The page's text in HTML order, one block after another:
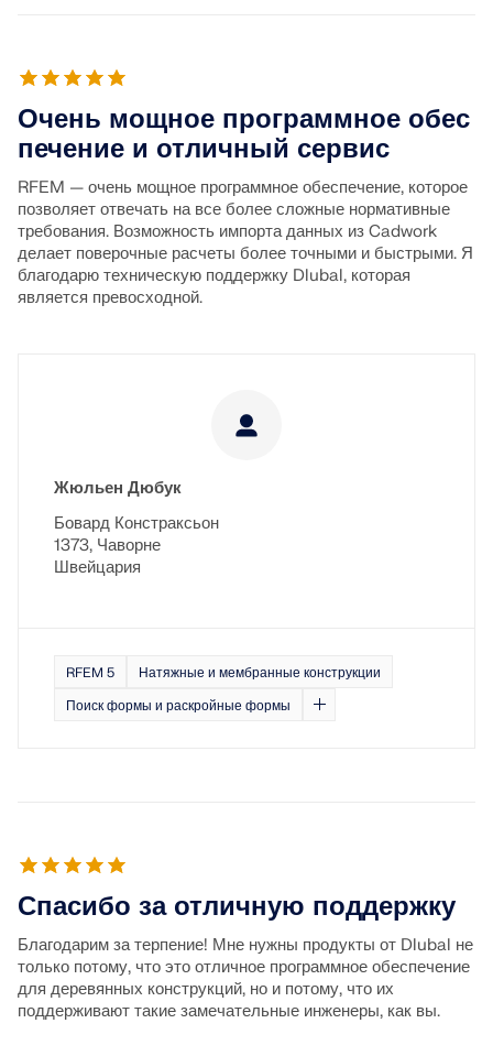
Онлайн-сервис Dlubal предоставляет карты зон для
быстрого определения снеговых нагрузок, скоростей
ветра и сейсмических данных.
Устаревшие продукты
Очень мощное программное обес
печение и отличный сервис
RFEM — очень мощное программное обеспечение, которое
позволяет отвечать на все более сложные нормативные
требования. Возможность импорта данных из Cadwork
делает поверочные расчеты более точными и быстрыми. Я
благодарю техническую поддержку Dlubal, которая
является превосходной.
Жюльен Дюбук
Бовард Констраксьон
1373, Чаворне
Швейцария
RFEM 5
Натяжные и мембранные конструкции
Поиск формы и раскройные формы
Спасибо за отличную поддержку
Благодарим за терпение! Мне нужны продукты от Dlubal не
только потому, что это отличное программное обеспечение
для деревянных конструкций, но и потому, что их
поддерживают такие замечательные инженеры, как вы.